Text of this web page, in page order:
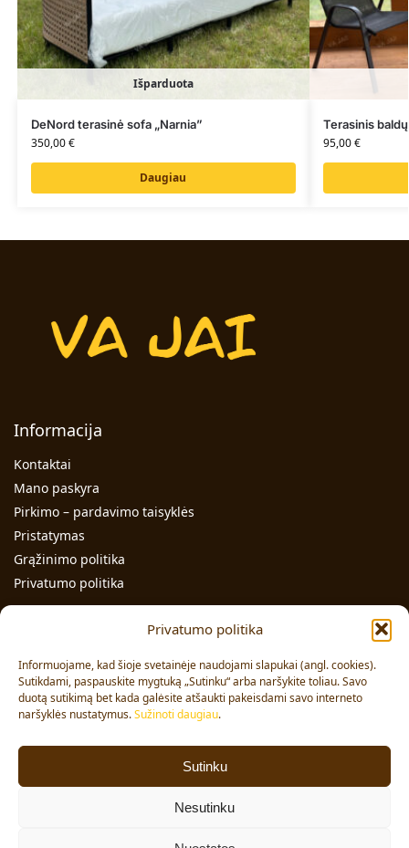
Privatumo politika
Informuojame, kad šioje svetainėje naudojami slapukai (angl. cookies).
Sutikdami, paspauskite mygtuką „Sutinku“ arba naršykite toliau. Savo
duotą sutikimą bet kada galėsite atšaukti pakeisdami savo interneto
naršyklės nustatymus.Sužinoti daugiau.
Sutinku
Nesutinku
Išparduota
DeNord terasinė sofa „Narnia”
350,00€
Daugiau
Terasinis
95,00€
Informacija
Kontaktai
Mano paskyra
Pirkimo – pardavimo taisyklės
Pristatymas
Grąžinimo politika
Privatumo politika
Individualios veiklos pažymos Nr.: 991331
Adresas: Volungės g. 23-18, LT-63176, Alytus
Pardavimai:+370 608 91 653
Užsakymai:+370 678 36 453
Sekite mus